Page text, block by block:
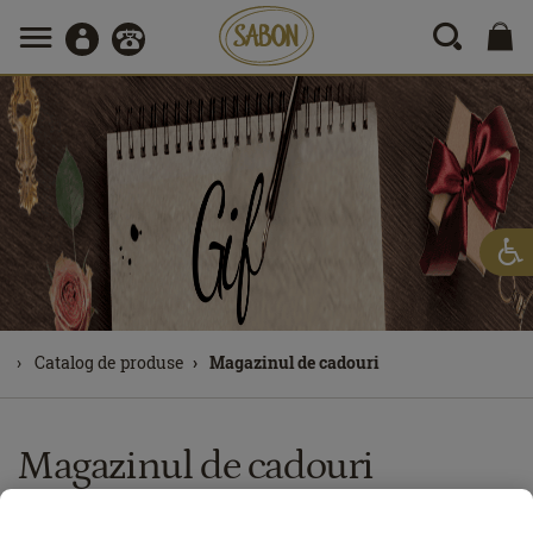
Catalog de produse Magazinul de cadouri
Magazinul de cadouri